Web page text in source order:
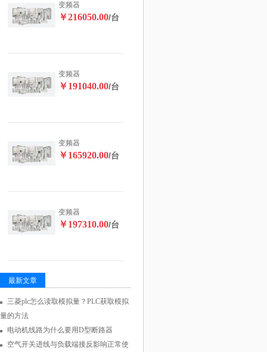
变频器
￥216050.00/台
变频器
￥191040.00/台
变频器
￥165920.00/台
变频器
￥197310.00/台
最新文章
三菱plc怎么读取模拟量？PLC获取模拟
量的方法
电动机线路为什么要用D型断路器
空气开关进线与负载端接反影响正常使